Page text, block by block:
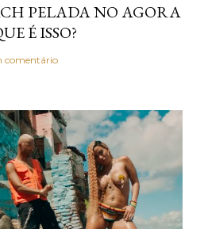
PELADA NO AGORA
É ISSO?
comentário